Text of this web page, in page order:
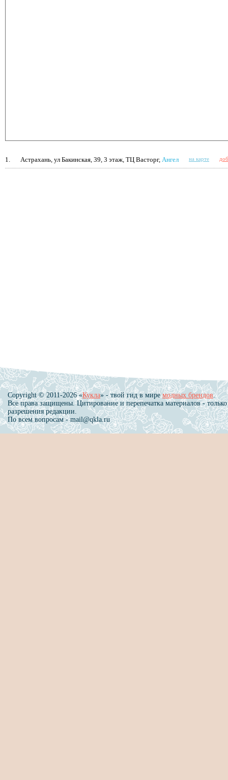
1. Астрахань, ул Бакинская, 39, 3 этаж, ТЦ Васторг, Ангел на карте
Copyright © 2011-2026 «Кукла» - твой гид в миремодных брендов.
Все права защищены. Цитирование и перепечатка материалов - только
разрешения редакции.
По всем вопросам - mail@qkla.ru